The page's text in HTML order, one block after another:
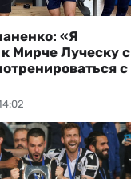
«Я
Мирче Луческу с
с